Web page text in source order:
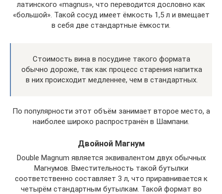
латинского «magnus», что переводится дословно как
«большой». Такой сосуд имеет ёмкость 1,5 л и вмещает
в себя две стандартные ёмкости.
Стоимость вина в посудине такого формата
обычно дороже, так как процесс старения напитка
в них происходит медленнее, чем в стандартных.
По популярности этот объём занимает второе место, а
наиболее широко распространён в Шампани.
Двойной Магнум
Double Magnum является эквивалентом двух обычных
Магнумов. Вместительность такой бутылки
соответственно составляет 3 л, что приравнивается к
четырём стандартным бутылкам. Такой формат во